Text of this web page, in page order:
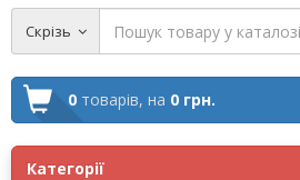
Скрізь
0 товарів, на 0 грн.
Категорії